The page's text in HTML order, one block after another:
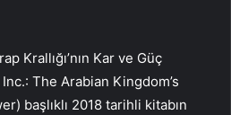
Krallığı’nın Kar ve Güç
The Arabian Kingdom’s
başlıklı 2018 tarihli kitabın